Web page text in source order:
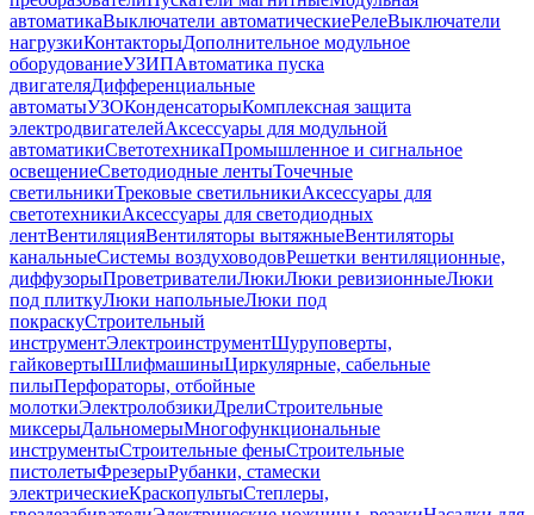
автоматикаВыключатели автоматическиеРелеВыключатели
нагрузкиКонтакторыДополнительное модульное
оборудованиеУЗИПАвтоматика пуска
двигателяДифференциальные
автоматыУЗОКонденсаторыКомплексная защита
электродвигателейАксессуары для модульной
автоматикиСветотехникаПромышленное и сигнальное
освещениеСветодиодные лентыТочечные
светильникиТрековые светильникиАксессуары для
светотехникиАксессуары для светодиодных
лентВентиляцияВентиляторы вытяжныеВентиляторы
канальныеСистемы воздуховодовРешетки вентиляционные,
диффузорыПроветривателиЛюкиЛюки ревизионныеЛюки
под плиткуЛюки напольныеЛюки под
покраскуСтроительный
инструментЭлектроинструментШуруповерты,
гайковертыШлифмашиныЦиркулярные, сабельные
пилыПерфораторы, отбойные
молоткиЭлектролобзикиДрелиСтроительные
миксерыДальномерыМногофункциональные
инструментыСтроительные феныСтроительные
пистолетыФрезерыРубанки, стамески
электрическиеКраскопультыСтеплеры,